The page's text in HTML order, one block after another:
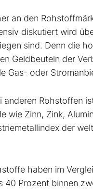
an den
diskutiert wird
sind. Denn die
Geldbeuteln der
Gas- oder
anderen Rohstoffen
wie Zinn, Zink,
der
haben im
40 Prozent binnen